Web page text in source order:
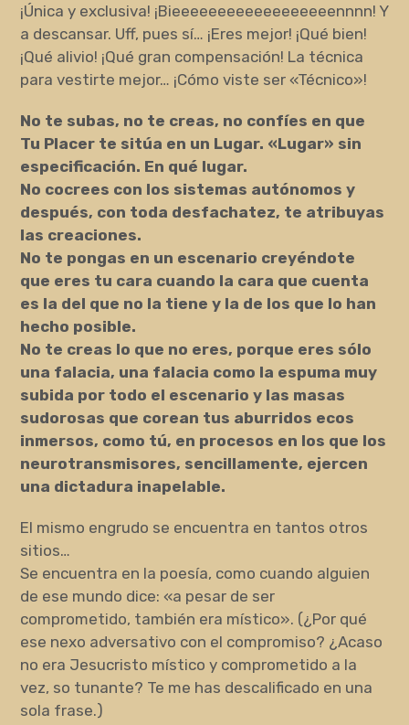
¡Única y exclusiva! ¡Bieeeeeeeeeeeeeeeeeennnn! Y
a descansar. Uff, pues sí… ¡Eres mejor! ¡Qué bien!
¡Qué alivio! ¡Qué gran compensación! La técnica
para vestirte mejor… ¡Cómo viste ser «Técnico»!
No te subas, no te creas, no confíes en que
Tu Placer te sitúa en un Lugar. «Lugar» sin
especificación. En qué lugar.
No cocrees con los sistemas autónomos y
después, con toda desfachatez, te atribuyas
las creaciones.
No te pongas en un escenario creyéndote
que eres tu cara cuando la cara que cuenta
es la del que no la tiene y la de los que lo han
hecho posible.
No te creas lo que no eres, porque eres sólo
una falacia, una falacia como la espuma muy
subida por todo el escenario y las masas
sudorosas que corean tus aburridos ecos
inmersos, como tú, en procesos en los que los
neurotransmisores, sencillamente, ejercen
una dictadura inapelable.
El mismo engrudo se encuentra en tantos otros
sitios…
Se encuentra en la poesía, como cuando alguien
de ese mundo dice: «a pesar de ser
comprometido, también era místico». (¿Por qué
ese nexo adversativo con el compromiso? ¿Acaso
no era Jesucristo místico y comprometido a la
vez, so tunante? Te me has descalificado en una
sola frase.)